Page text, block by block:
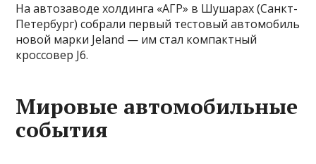
На автозаводе холдинга «АГР» в Шушарах (Санкт-
Петербург) собрали первый тестовый автомобиль
новой марки Jeland — им стал компактный
кроссовер J6.
Мировые автомобильные
события